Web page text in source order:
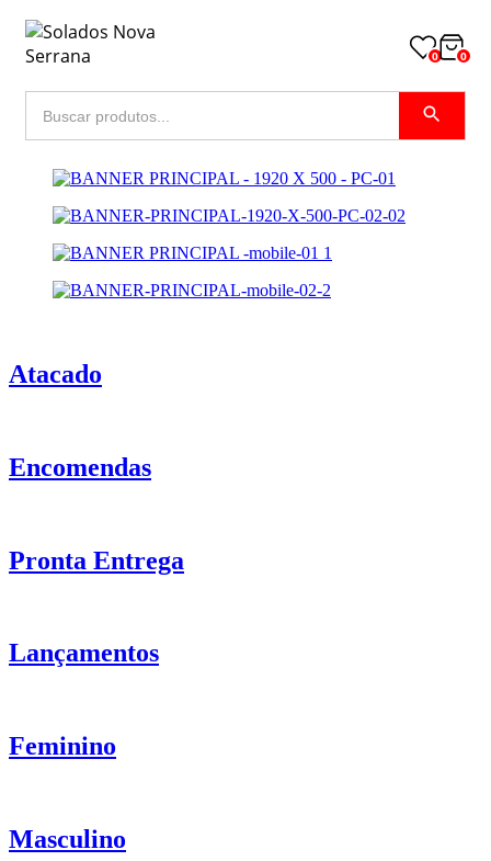
0 0
Atacado
Encomendas
Pronta Entrega
Lançamentos
Feminino
Masculino